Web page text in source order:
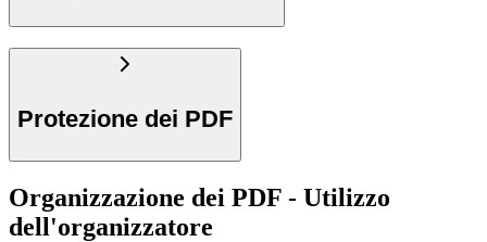
Protezione dei PDF
Organizzazione dei PDF - Utilizzo
dell'organizzatore